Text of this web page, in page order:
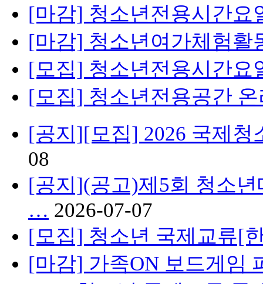
[마감] 청소년전용시간
[마감] 청소년여가체험
[모집] 청소년전용시간
[모집] 청소년전용공간
[공지][모집] 2026 국제청
08
[공지](공고)제5회 청소
… 2026-07-07
[모집] 청소년 국제교류[
[마감] 가족ON 보드게임